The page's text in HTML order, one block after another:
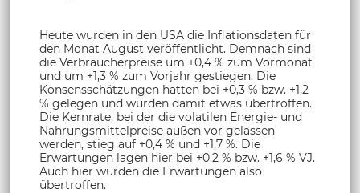
Heute wurden in den USA die Inflationsdaten für
den Monat August veröffentlicht. Demnach sind
die Verbraucherpreise um +0,4 % zum Vormonat
und um +1,3 % zum Vorjahr gestiegen. Die
Konsensschätzungen hatten bei +0,3 % bzw. +1,2
% gelegen und wurden damit etwas übertroffen.
Die Kernrate, bei der die volatilen Energie- und
Nahrungsmittelpreise außen vor gelassen
werden, stieg auf +0,4 % und +1,7 %. Die
Erwartungen lagen hier bei +0,2 % bzw. +1,6 % VJ.
Auch hier wurden die Erwartungen also
übertroffen.